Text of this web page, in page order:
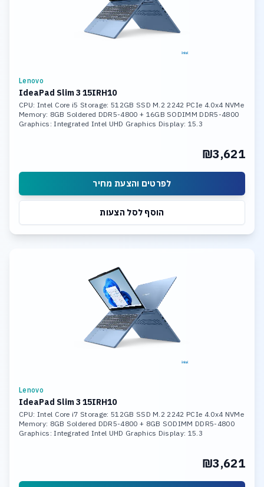
Lenovo
IdeaPad Slim 3 15IRH10
CPU: Intel Core i5 Storage: 512GB SSD M.2 2242 PCIe 4.0x4 NVMe
Memory: 8GB Soldered DDR5-4800 + 16GB SODIMM DDR5-4800
Graphics: Integrated Intel UHD Graphics Display: 15.3
₪3,621
לפרטים והצעת מחיר
הוסף לסל הצעות
Lenovo
IdeaPad Slim 3 15IRH10
CPU: Intel Core i7 Storage: 512GB SSD M.2 2242 PCIe 4.0x4 NVMe
Memory: 8GB Soldered DDR5-4800 + 8GB SODIMM DDR5-4800
Graphics: Integrated Intel UHD Graphics Display: 15.3
₪3,621